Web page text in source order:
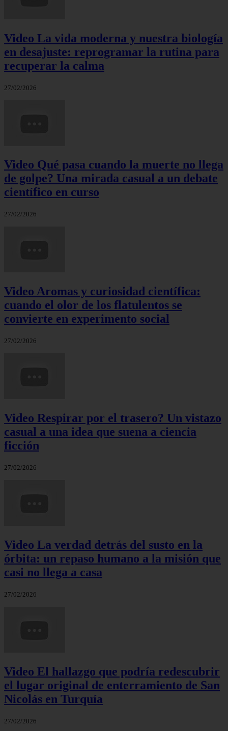
Video La vida moderna y nuestra biología
en desajuste: reprogramar la rutina para
recuperar la calma
27/02/2026
Video Qué pasa cuando la muerte no llega
de golpe? Una mirada casual a un debate
científico en curso
27/02/2026
Video Aromas y curiosidad científica:
cuando el olor de los flatulentos se
convierte en experimento social
27/02/2026
Video Respirar por el trasero? Un vistazo
casual a una idea que suena a ciencia
ficción
27/02/2026
Video La verdad detrás del susto en la
órbita: un repaso humano a la misión que
casi no llega a casa
27/02/2026
Video El hallazgo que podría redescubrir
el lugar original de enterramiento de San
Nicolás en Turquía
27/02/2026